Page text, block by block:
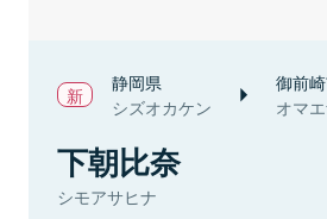
静岡県
シズオカケン
御前
オマ
下朝比奈
シモアサヒナ